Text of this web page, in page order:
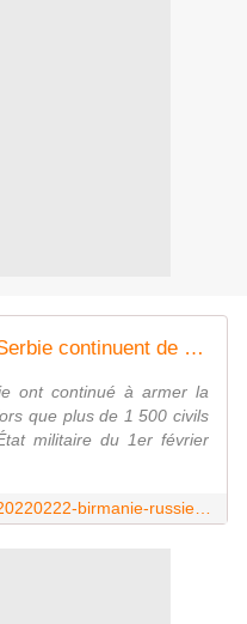
Birmanie: Russie, Chine et Serbie continuent de fournir des armes à la junte
ont continué à armer la
que plus de 1 500 civils
militaire du 1er février